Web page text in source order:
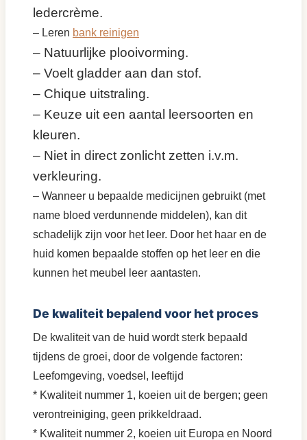
ledercrème.
– Leren bank reinigen
– Natuurlijke plooivorming.
– Voelt gladder aan dan stof.
– Chique uitstraling.
– Keuze uit een aantal leersoorten en
kleuren.
– Niet in direct zonlicht zetten i.v.m.
verkleuring.
– Wanneer u bepaalde medicijnen gebruikt (met
name bloed verdunnende middelen), kan dit
schadelijk zijn voor het leer. Door het haar en de
huid komen bepaalde stoffen op het leer en die
kunnen het meubel leer aantasten.
De kwaliteit bepalend voor het proces
De kwaliteit van de huid wordt sterk bepaald
tijdens de groei, door de volgende factoren:
Leefomgeving, voedsel, leeftijd
* Kwaliteit nummer 1, koeien uit de bergen; geen
verontreiniging, geen prikkeldraad.
* Kwaliteit nummer 2, koeien uit Europa en Noord